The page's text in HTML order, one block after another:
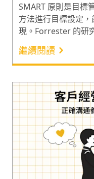
SMART 原則是目標
方法進行目標設定
現。Forrester 的研
策略能賦予從業者更
彼得．杜拉克（
則上，輔導過多家
造出了新 SMART 原
則，和以此為基礎
得更好更精準吧！
繼續閱讀